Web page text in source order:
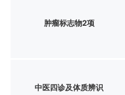
肿瘤标志物2项
中医四诊及体质辨识